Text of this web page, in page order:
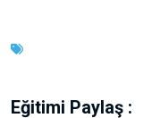
Eğitimi Paylaş :